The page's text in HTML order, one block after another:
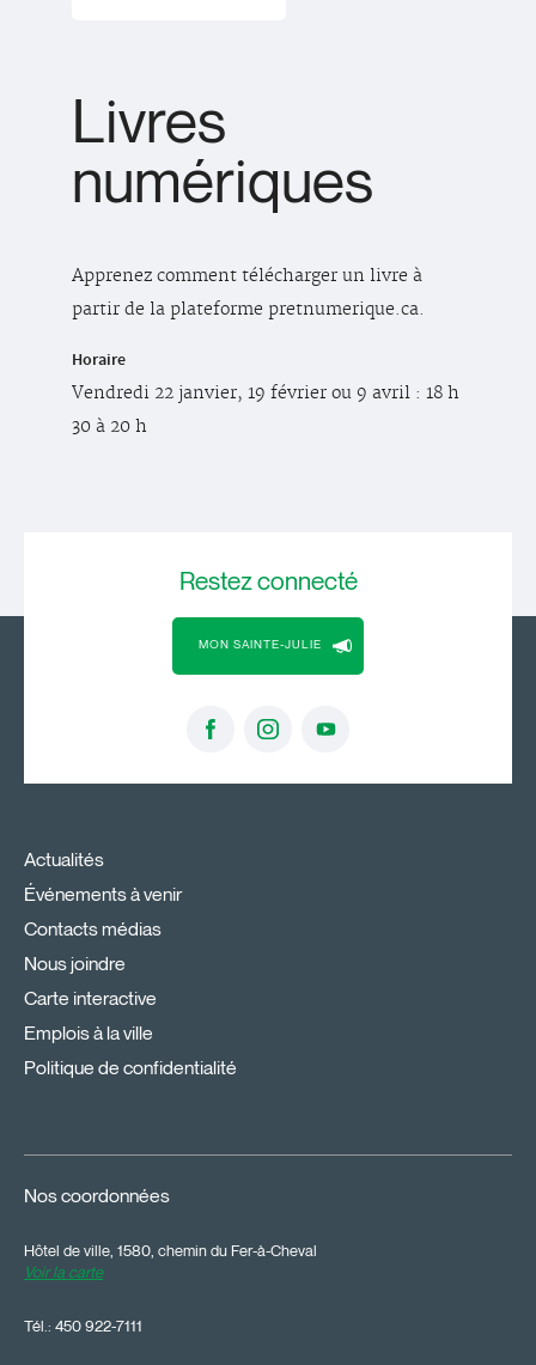
Livres
numériques
Apprenez comment télécharger un livre à
partir de la plateforme pretnumerique.ca.
Horaire
Vendredi 22 janvier, 19 février ou 9 avril : 18 h
30 à 20 h
Restezconnecté
MON SAINTE-JULIE
Actualités
Événements à venir
Contacts médias
Nous joindre
Carte interactive
Emplois à la ville
Politique de confidentialité
Nos coordonnées
Hôtel de ville, 1580, chemin du Fer-à-Cheval
Voir la carte
Tél.: 450 922-7111